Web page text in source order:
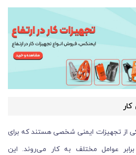
از تجهیزات ایمنی شخصی هستند که برای
عوامل مختلف به کار می‌روند. این